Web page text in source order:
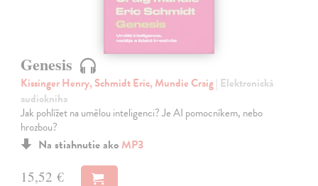
Genesis
Kissinger Henry, Schmidt Eric, Mundie Craig| Elektronická
audiokniha
Jak pohlížet na umělou inteligenci? Je AI pomocníkem, nebo
hrozbou?
Na stiahnutie ako MP3
15,52 €